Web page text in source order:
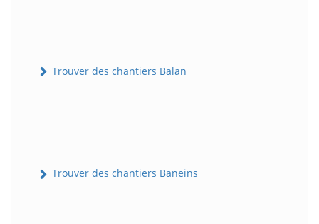
Trouver des chantiers Balan
Trouver des chantiers Baneins